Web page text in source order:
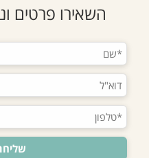
השאירו פרטים